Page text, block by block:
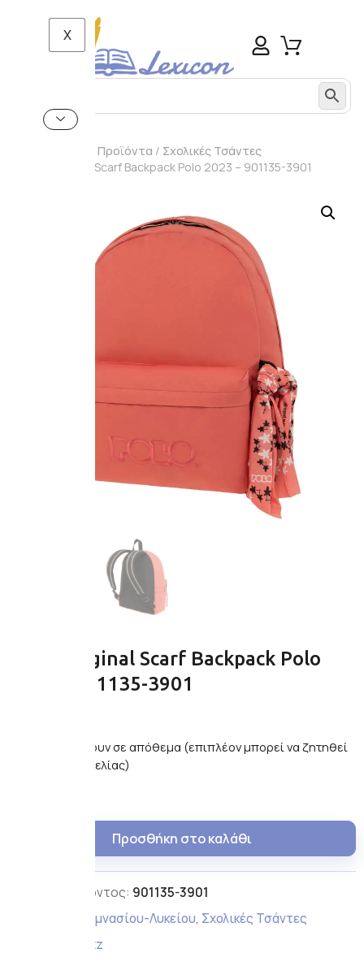
X
Προϊόντα / Σχολικές Τσάντες
/ Coral Original Scarf Backpack Polo 2023 – 901135-3901
Coral Original Scarf Backpack Polo
2023 – 901135-3901
Μόνο 1 απομένουν σε απόθεμα (επιπλέον μπορεί να ζητηθεί
κατόπιν παραγγελίας)
Προσθήκη στο καλάθι
Κωδικός προϊόντος: 901135-3901
Γυμνασίου-Λυκείου, Σχολικές Τσάντες
skroutz